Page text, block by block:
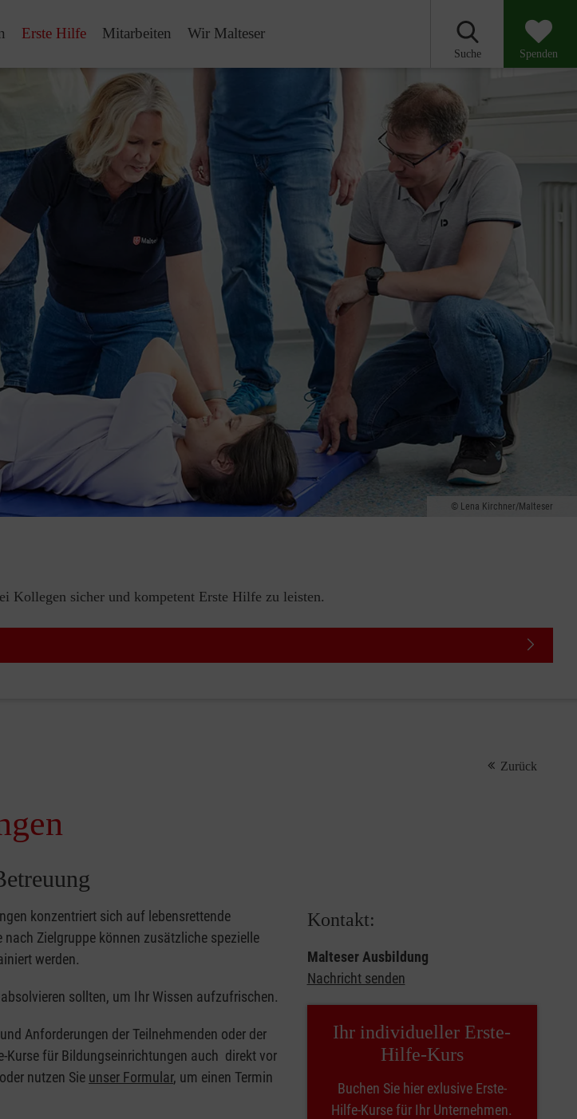
Erste Hilfe Mitarbeiten Wir Malteser
Suche Spenden
Lena Kirchner/Malteser
Kollegen sicher und kompetent Erste Hilfe zu leisten.
Zurück
konzentriert sich auf lebensrettende
Zielgruppe können zusätzliche spezielle
werden.
sollten, um Ihr Wissen aufzufrischen.
Anforderungen der Teilnehmenden oder der
Kurse für Bildungseinrichtungen auch direkt vor
nutzen Sie unser Formular, um einen Termin
Kontakt:
Malteser Ausbildung
Nachricht senden
Ihr individueller Erste-
Hilfe-Kurs
Buchen Sie hier exlusive Erste-
Hilfe-Kurse für Ihr Unternehmen.